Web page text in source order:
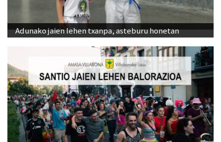
Adunako jaien lehen txanpa, asteburu honetan